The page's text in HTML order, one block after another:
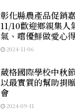
彰化縣農產品促銷
11/10歡迎鄉親集人
氣、嚐優鮮做愛心
2024-11-06
葳格國際學校中秋
以最實質的幫助捐
會
2024-09-11